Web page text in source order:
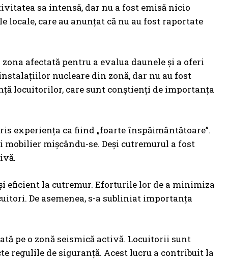
sa intensă, dar nu a fost emisă nicio
care au anunțat că nu au fost raportate
afectată pentru a evalua daunele și a oferi
nucleare din zonă, dar nu au fost
locuitorilor, care sunt conștienți de importanța
experiența ca fiind „foarte înspăimântătoare”.
mișcându-se. Deși cutremurul a fost
eficient la cutremur. Eforturile lor de a minimiza
De asemenea, s-a subliniat importanța
pe o zonă seismică activă. Locuitorii sunt
regulile de siguranță. Acest lucru a contribuit la